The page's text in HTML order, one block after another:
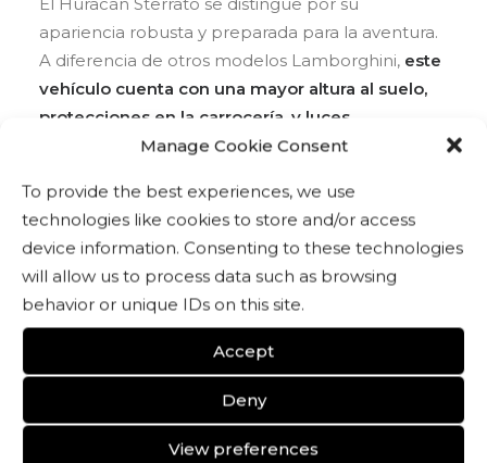
Manage Cookie Consent
To provide the best experiences, we use
technologies like cookies to store and/or access
device information. Consenting to these technologies
will allow us to process data such as browsing
behavior or unique IDs on this site.
Accept
Deny
View preferences
apariencia robusta y preparada para la aventura.
A diferencia de otros modelos Lamborghini, este
vehículo cuenta con una mayor altura al suelo,
protecciones en la carrocería, y luces
adicionales en el techo, dándole una apariencia
complementa con detalles que lo hacen único,
como sus llantas especiales y neumáticos
diseñados para ofrecer agarre en superficies
irregulares.
EL HURACÁN STERRATO
EQUIPA UN MOTOR V10 DE 5.2
LITROS, QUE GENERA UNA
POTENCIA DE ALREDEDOR DE